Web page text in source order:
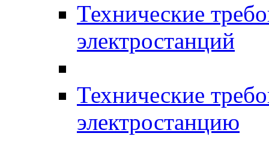
Технические
электростанций
Технические
электростанцию